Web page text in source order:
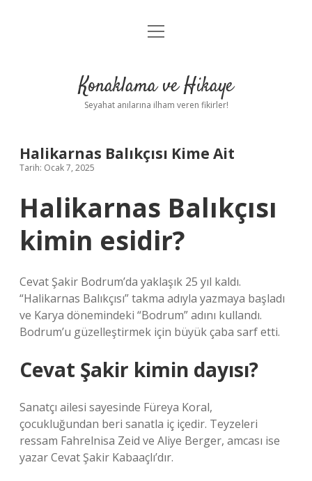
Anasayfa
Yasal Uyarı
menüyü
Konaklama ve Hikaye
Seyahat anılarına ilham veren fikirler!
Halikarnas Balıkçısı Kime Ait
Tarih: Ocak 7, 2025
Halikarnas Balıkçısı
kimin esidir?
Cevat Şakir Bodrum’da yaklaşık 25 yıl kaldı.
“Halikarnas Balıkçısı” takma adıyla yazmaya başladı
ve Karya dönemindeki “Bodrum” adını kullandı.
Bodrum’u güzelleştirmek için büyük çaba sarf etti.
Cevat Şakir kimin dayısı?
Sanatçı ailesi sayesinde Füreya Koral,
çocukluğundan beri sanatla iç içedir. Teyzeleri
ressam Fahrelnisa ​​​​​​​​Zeid ve Aliye Berger, amcası ise
yazar Cevat Şakir Kabaaçlı’dır.